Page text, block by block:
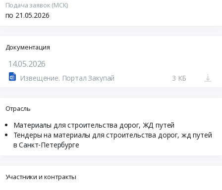
Подача заявок (МСК)
по 21.05.2026
Документация
14.05.2026
Извещение. Портал Закупай 3 КБ
Отрасль
Материалы для строительства дорог, ЖД путей
Тендеры на материалы для строительства дорог, жд путей
в Санкт-Петербурге
Участники и контракты